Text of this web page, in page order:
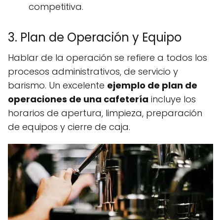
competitiva.
3. Plan de Operación y Equipo
Hablar de la operación se refiere a todos los
procesos administrativos, de servicio y
barismo. Un excelente ejemplo de plan de
operaciones de una cafetería incluye los
horarios de apertura, limpieza, preparación
de equipos y cierre de caja.